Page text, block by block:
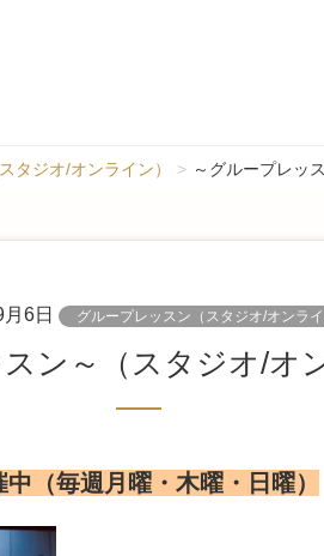
タジオ/オンライン） ～グループレッ
6日 グループレッスン（スタジオ/オンライ
スン～（スタジオ/オ
（毎週月曜・木曜・日曜）